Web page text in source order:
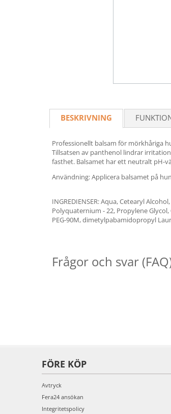
BESKRIVNING
Professionellt balsam för mörkhåriga
Tillsatsen av panthenol lindrar
fasthet. Balsamet har ett neutralt pH-
Användning: Applicera balsamet på
INGREDIENSER: Aqua, Cetearyl
Polyquaternium - 22, Propylene
PEG-90M, dimetylpabamidopropyl
Frågor och svar
FÖRE KÖP
Avtryck
Fera24 ansökan
Integritetspolicy